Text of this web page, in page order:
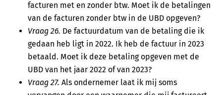
facturen met en zonder btw. Moet ik de betalingen
van de facturen zonder btw in de UBD opgeven?
Vraag 26. De factuurdatum van de betaling die ik
gedaan heb ligt in 2022. Ik heb de factuur in 2023
betaald. Moet ik deze betaling opgeven met de
UBD van het jaar 2022 of van 2023?
Vraag 27. Als ondernemer laat ik mij soms